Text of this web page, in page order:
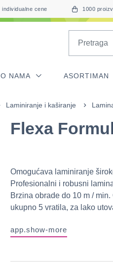
individualne cene 1000
O NAMA ASORTIMAN
Laminiranje i kaširanje
Flexa
Omogućava laminiranje
Profesionalni i robusni
Brzina obrade do 10 m /
ukupno 5 vratila, za lako
app.show-more